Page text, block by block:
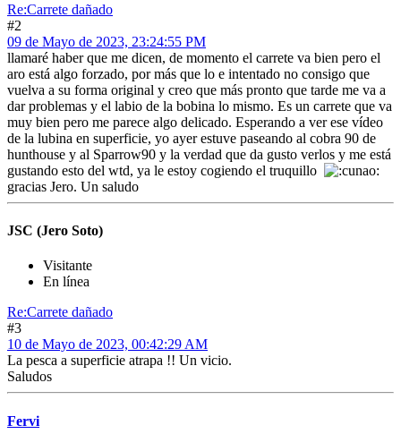
Re:Carrete dañado
#2
09 de Mayo de 2023, 23:24:55 PM
llamaré haber que me dicen, de momento el carrete va bien pero el
aro está algo forzado, por más que lo e intentado no consigo que
vuelva a su forma original y creo que más pronto que tarde me va a
dar problemas y el labio de la bobina lo mismo. Es un carrete que va
muy bien pero me parece algo delicado. Esperando a ver ese vídeo
de la lubina en superficie, yo ayer estuve paseando al cobra 90 de
hunthouse y al Sparrow90 y la verdad que da gusto verlos y me está
gustando esto del wtd, ya le estoy cogiendo el truquillo
gracias Jero. Un saludo
JSC (Jero Soto)
Visitante
En línea
Re:Carrete dañado
#3
10 de Mayo de 2023, 00:42:29 AM
La pesca a superficie atrapa !! Un vicio.
Saludos
Fervi